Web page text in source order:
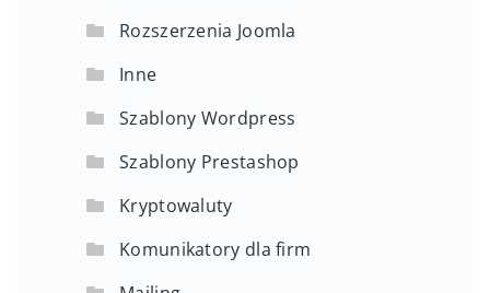
Rozszerzenia Joomla
Inne
Szablony Wordpress
Szablony Prestashop
Kryptowaluty
Komunikatory dla firm